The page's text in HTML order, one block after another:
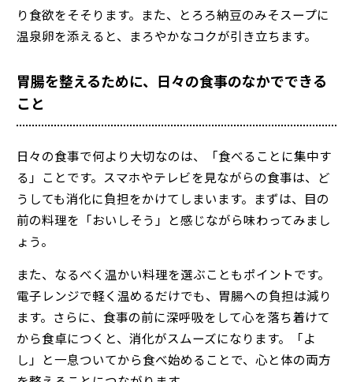
り食欲をそそります。また、とろろ納豆のみそスープに
温泉卵を添えると、まろやかなコクが引き立ちます。
胃腸を整えるために、日々の食事のなかでできる
こと
日々の食事で何より大切なのは、「食べることに集中す
る」ことです。スマホやテレビを見ながらの食事は、ど
うしても消化に負担をかけてしまいます。まずは、目の
前の料理を「おいしそう」と感じながら味わってみまし
ょう。
また、なるべく温かい料理を選ぶこともポイントです。
電子レンジで軽く温めるだけでも、胃腸への負担は減り
ます。さらに、食事の前に深呼吸をして心を落ち着けて
から食卓につくと、消化がスムーズになります。「よ
し」と一息ついてから食べ始めることで、心と体の両方